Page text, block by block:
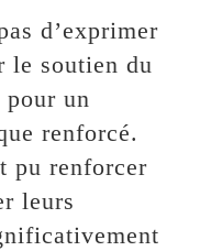
d’exprimer
le soutien du
un
renforcé.
pu renforcer
leurs